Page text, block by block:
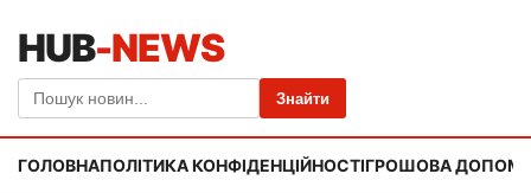
HUB-NEWS
Знайти
ГОЛОВНАПОЛІТИКА КОНФІДЕНЦІЙНОСТІГРОШОВА